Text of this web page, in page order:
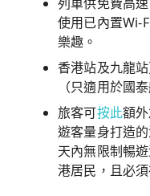
使用已內置Wi-
樂趣。
香港站及九龍
（只適用於國
旅客可按此額
遊客量身打造
天內無限制暢
港居民，且必